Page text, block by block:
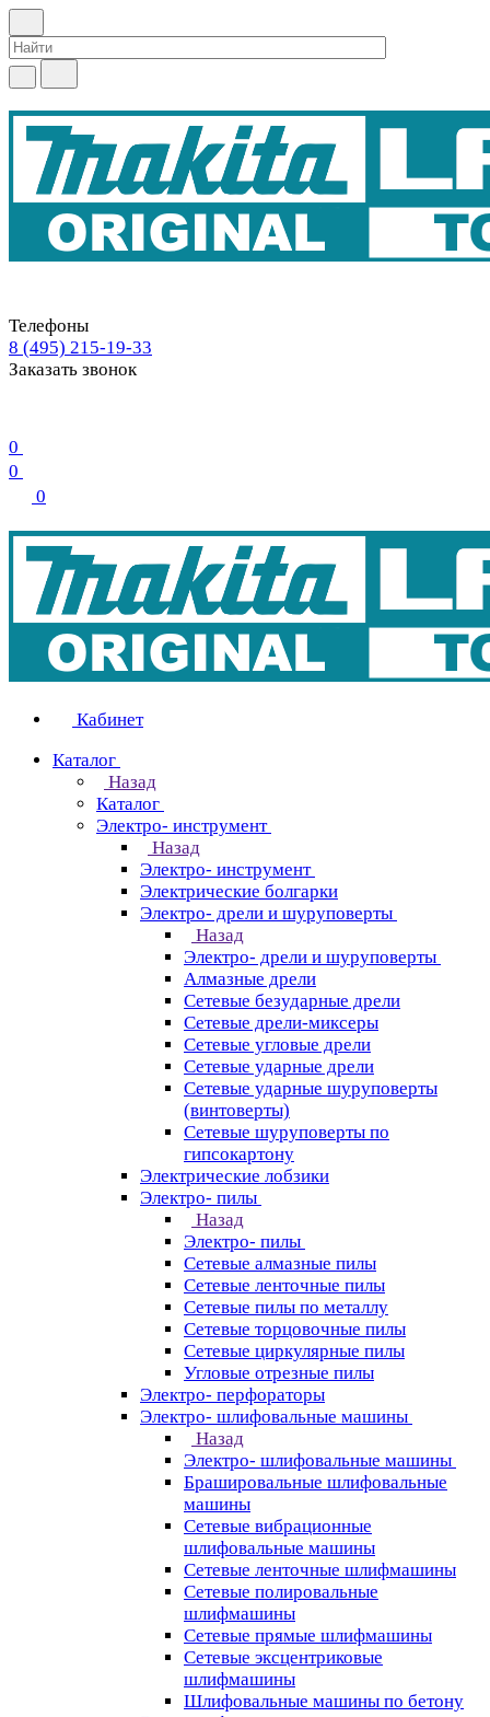
Телефоны
8 (495) 215-19-33
Заказать звонок
0
0
0
Кабинет
Каталог
Назад
Каталог
Электро- инструмент
Назад
Электро- инструмент
Электрические болгарки
Электро- дрели и шуруповерты
Назад
Электро- дрели и шуруповерты
Алмазные дрели
Сетевые безударные дрели
Сетевые дрели-миксеры
Сетевые угловые дрели
Сетевые ударные дрели
Сетевые ударные шуруповерты
(винтоверты)
Сетевые шуруповерты по
гипсокартону
Электрические лобзики
Электро- пилы
Назад
Электро- пилы
Сетевые алмазные пилы
Сетевые ленточные пилы
Сетевые пилы по металлу
Сетевые торцовочные пилы
Сетевые циркулярные пилы
Угловые отрезные пилы
Электро- перфораторы
Электро- шлифовальные машины
Назад
Электро- шлифовальные машины
Брашировальные шлифовальные
машины
Сетевые вибрационные
шлифовальные машины
Сетевые ленточные шлифмашины
Сетевые полировальные
шлифмашины
Сетевые прямые шлифмашины
Сетевые эксцентриковые
шлифмашины
Шлифовальные машины по бетону